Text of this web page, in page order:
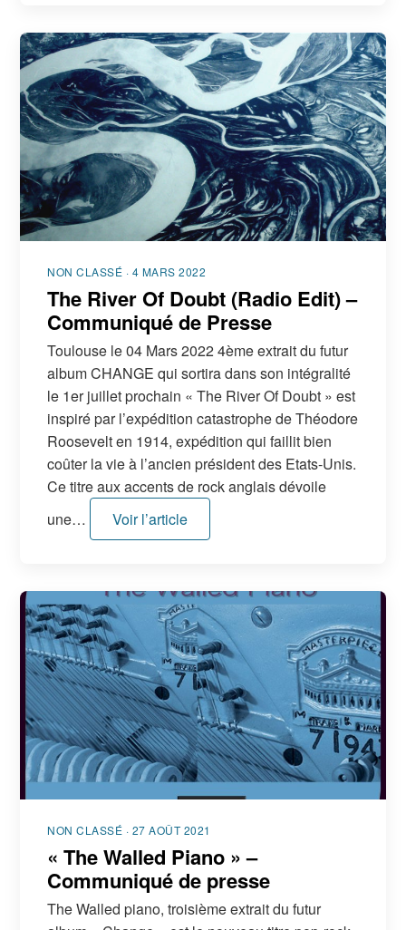
NON CLASSÉ · 4 MARS 2022
The River Of Doubt (Radio Edit) –
Communiqué de Presse
Toulouse le 04 Mars 2022 4ème extrait du futur
album CHANGE qui sortira dans son intégralité
le 1er juillet prochain « The River Of Doubt » est
inspiré par l’expédition catastrophe de Théodore
Roosevelt en 1914, expédition qui faillit bien
coûter la vie à l’ancien président des Etats-Unis.
Ce titre aux accents de rock anglais dévoile
une…
Voir l’article
NON CLASSÉ · 27 AOÛT 2021
« The Walled Piano » –
Communiqué de presse
The Walled piano, troisième extrait du futur